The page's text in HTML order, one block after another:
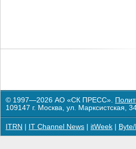
© 1997—2026 АО «СК ПРЕСС».
109147 г. Москва, ул. Марксистская,
ITRN IT Channel News itWeek